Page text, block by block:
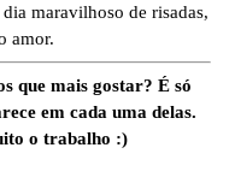
maravilhoso de risadas,
amor.
que mais gostar? É só
em cada uma delas.
o trabalho :)